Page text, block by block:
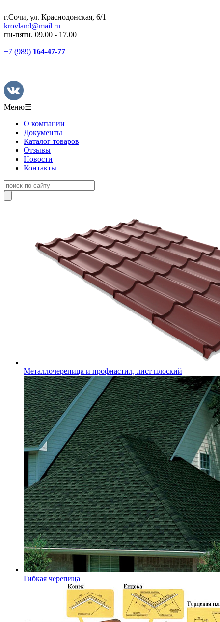
г.Сочи, ул. Краснодонская, 6/1
krovland@mail.ru
пн-пятн. 09.00 - 17.00
+7 (989) 164-47-77
Меню☰
О компании
Документы
Каталог товаров
Отзывы
Новости
Контакты
Металлочерепица и профнастил, лист плоский
Гибкая черепица